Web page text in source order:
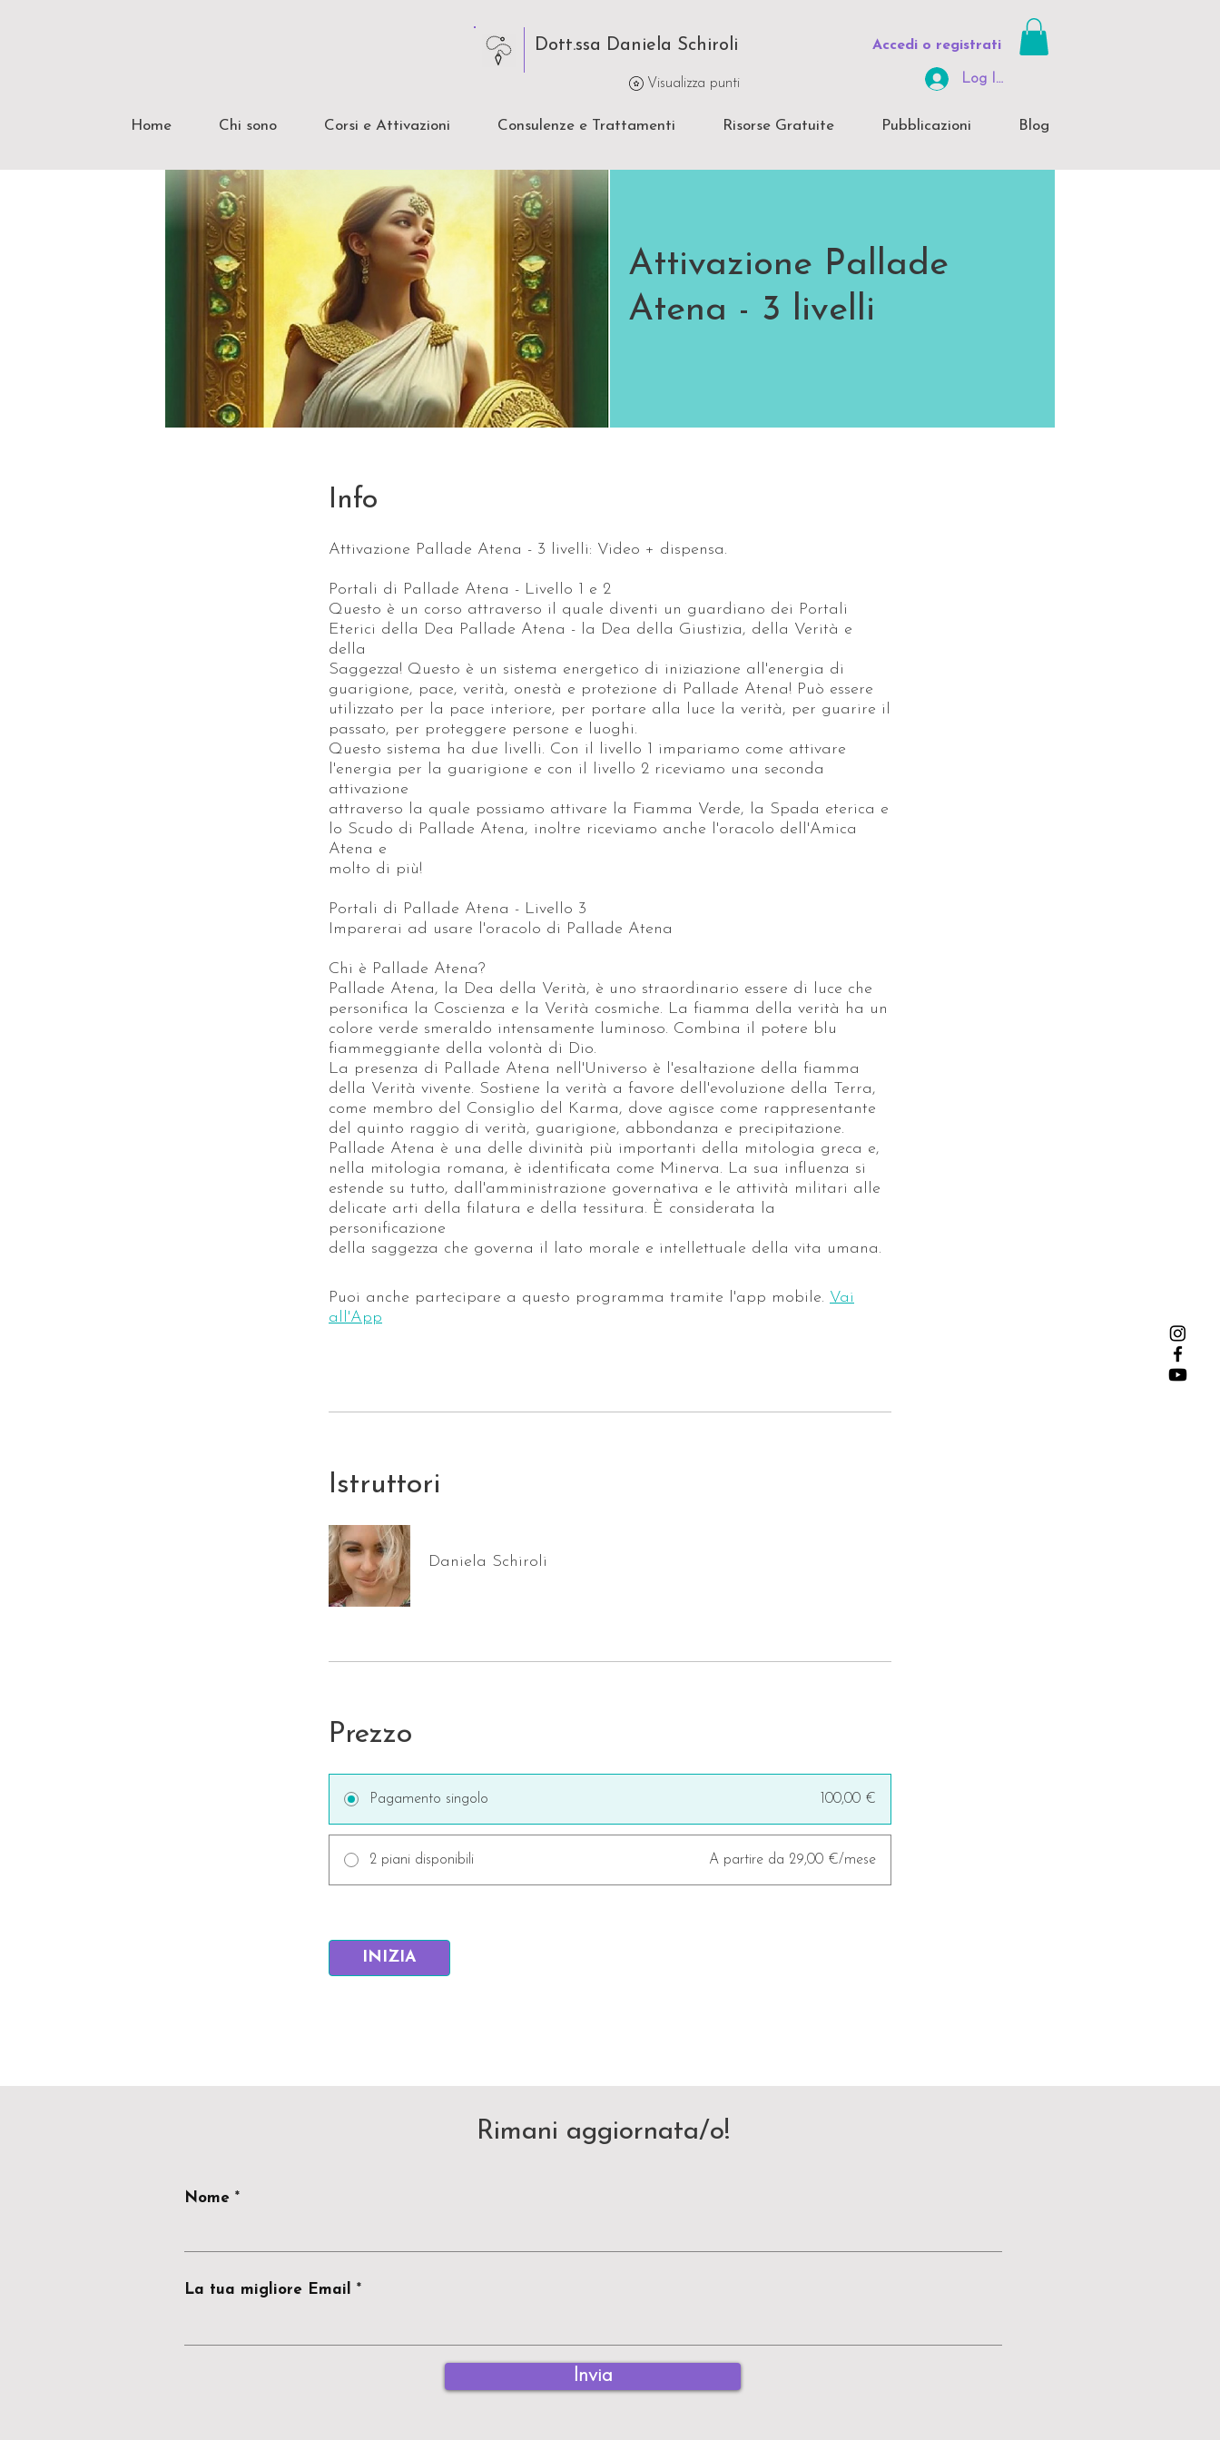
Dott.ssa Daniela Schiroli
Log In Area Riservata
Accedi o registrati
Home Chi sono Corsi e Attivazioni Consulenze e Trattamenti Risorse Gratuite Pubblicazioni Blog
Visualizza punti
Attivazione Pallade
Atena - 3 livelli
Info
Attivazione Pallade Atena - 3 livelli: Video + dispensa.
Portali di Pallade Atena - Livello 1 e 2
Questo è un corso attraverso il quale diventi un guardiano dei Portali
Eterici della Dea Pallade Atena - la Dea della Giustizia, della Verità e
della
Saggezza! Questo è un sistema energetico di iniziazione all'energia di
guarigione, pace, verità, onestà e protezione di Pallade Atena! Può essere
utilizzato per la pace interiore, per portare alla luce la verità, per guarire il
passato, per proteggere persone e luoghi.
Questo sistema ha due livelli. Con il livello 1 impariamo come attivare
l'energia per la guarigione e con il livello 2 riceviamo una seconda
attivazione
attraverso la quale possiamo attivare la Fiamma Verde, la Spada eterica e
lo Scudo di Pallade Atena, inoltre riceviamo anche l'oracolo dell'Amica
Atena e
molto di più!
Portali di Pallade Atena - Livello 3
Imparerai ad usare l'oracolo di Pallade Atena
Chi è Pallade Atena?
Pallade Atena, la Dea della Verità, è uno straordinario essere di luce che
personifica la Coscienza e la Verità cosmiche. La fiamma della verità ha un
colore verde smeraldo intensamente luminoso. Combina il potere blu
fiammeggiante della volontà di Dio.
La presenza di Pallade Atena nell'Universo è l'esaltazione della fiamma
della Verità vivente. Sostiene la verità a favore dell'evoluzione della Terra,
come membro del Consiglio del Karma, dove agisce come rappresentante
del quinto raggio di verità, guarigione, abbondanza e precipitazione.
Pallade Atena è una delle divinità più importanti della mitologia greca e,
nella mitologia romana, è identificata come Minerva. La sua influenza si
estende su tutto, dall'amministrazione governativa e le attività militari alle
delicate arti della filatura e della tessitura. È considerata la
personificazione
della saggezza che governa il lato morale e intellettuale della vita umana.
Puoi anche partecipare a questo programma tramite l'app mobile. Vai
all'App
Istruttori
Daniela Schiroli
Prezzo
Pagamento singolo 100,00 €
2 piani disponibili A partire da 29,00 €/mese
INIZIA
Rimani aggiornata/o!
Nome
La tua migliore Email
Invia